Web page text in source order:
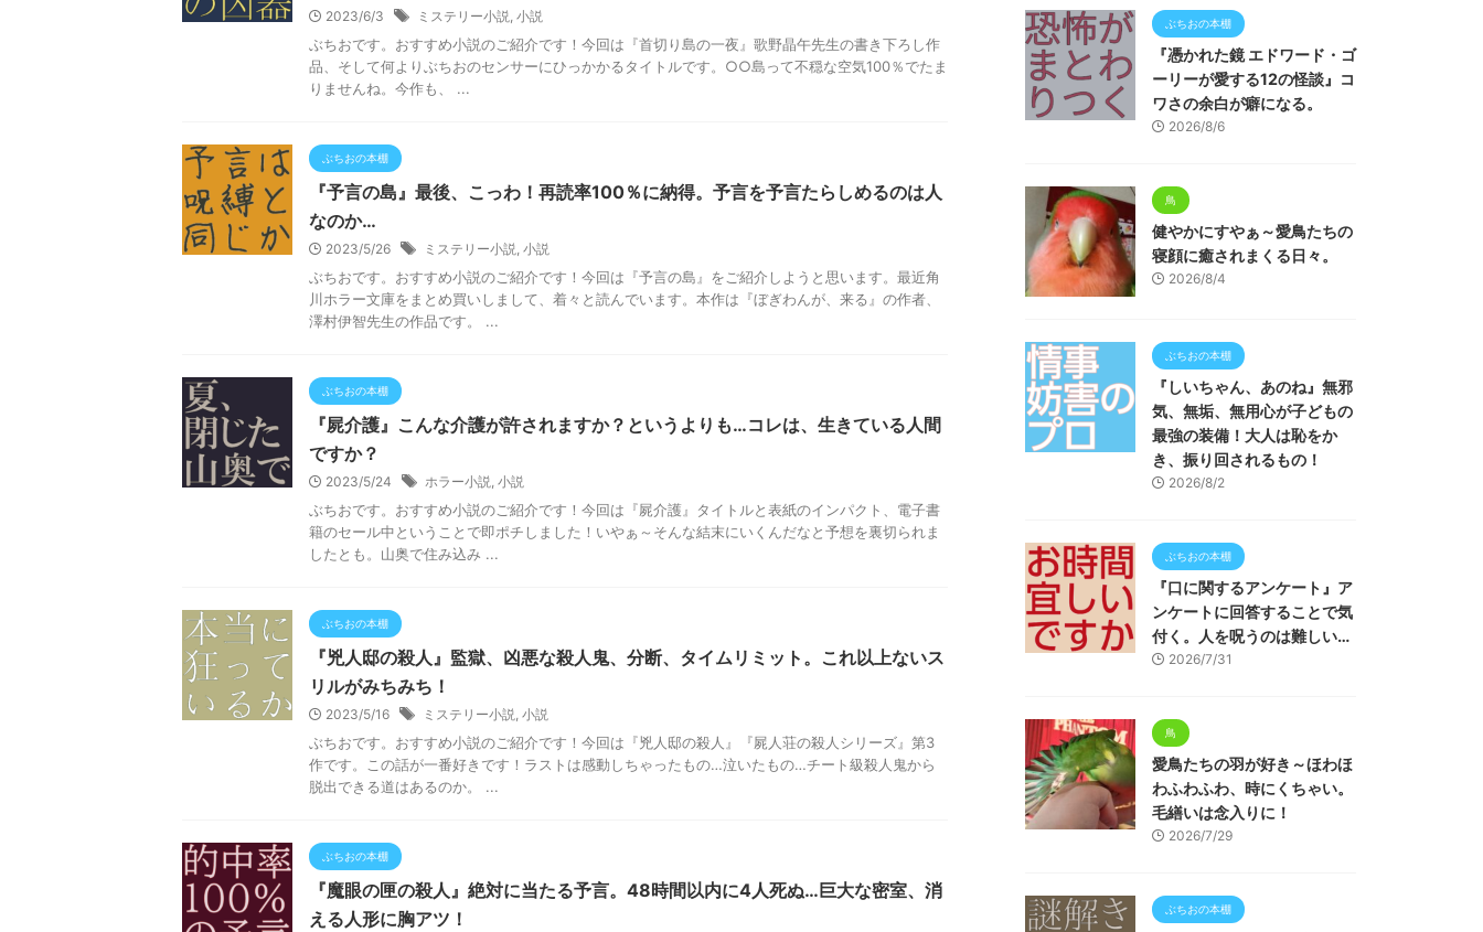
2023/6/3 ミステリー小説, 小説
ぶちおです。おすすめ小説のご紹介です！今回は『首切り島の一夜』歌野晶午先生の書き下ろし作
品、そして何よりぶちおのセンサーにひっかかるタイトルです。○○島って不穏な空気100％でたま
りませんね。今作も、 ...
ぶちおの本棚
『予言の島』最後、こっわ！再読率100％に納得。予言を予言たらしめるのは人
なのか…
2023/5/26 ミステリー小説, 小説
ぶちおです。おすすめ小説のご紹介です！今回は『予言の島』をご紹介しようと思います。最近角
川ホラー文庫をまとめ買いしまして、着々と読んでいます。本作は『ぼぎわんが、来る』の作者、
澤村伊智先生の作品です。 ...
ぶちおの本棚
『屍介護』こんな介護が許されますか？というよりも…コレは、生きている人間
ですか？
2023/5/24 ホラー小説, 小説
ぶちおです。おすすめ小説のご紹介です！今回は『屍介護』タイトルと表紙のインパクト、電子書
籍のセール中ということで即ポチしました！いやぁ～そんな結末にいくんだなと予想を裏切られま
したとも。山奥で住み込み ...
ぶちおの本棚
『兇人邸の殺人』監獄、凶悪な殺人鬼、分断、タイムリミット。これ以上ないス
リルがみちみち！
2023/5/16 ミステリー小説, 小説
ぶちおです。おすすめ小説のご紹介です！今回は『兇人邸の殺人』『屍人荘の殺人シリーズ』第3
作です。この話が一番好きです！ラストは感動しちゃったもの…泣いたもの…チート級殺人鬼から
脱出できる道はあるのか。 ...
ぶちおの本棚
『魔眼の匣の殺人』絶対に当たる予言。48時間以内に4人死ぬ…巨大な密室、消
える人形に胸アツ！
ぶちおの本棚
『憑かれた鏡 エドワード・ゴ
ーリーが愛する12の怪談』コ
ワさの余白が癖になる。
2026/8/6
鳥
健やかにすやぁ～愛鳥たちの
寝顔に癒されまくる日々。
2026/8/4
ぶちおの本棚
『しいちゃん、あのね』無邪
気、無垢、無用心が子どもの
最強の装備！大人は恥をか
き、振り回されるもの！
2026/8/2
ぶちおの本棚
『口に関するアンケート』ア
ンケートに回答することで気
付く。人を呪うのは難しい…
2026/7/31
鳥
愛鳥たちの羽が好き～ほわほ
わふわふわ、時にくちゃい。
毛繕いは念入りに！
2026/7/29
ぶちおの本棚